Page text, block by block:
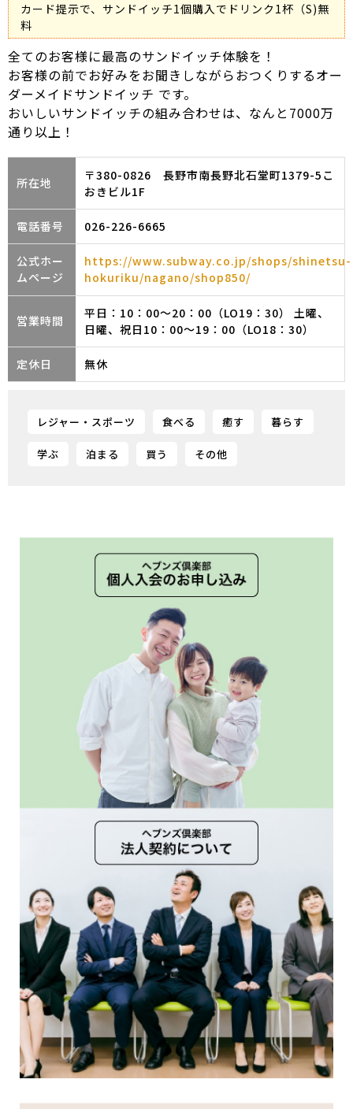
カード提示で、サンドイッチ1個購入でドリンク1杯（S)無
料
全てのお客様に最高のサンドイッチ体験を！
お客様の前でお好みをお聞きしながらおつくりするオー
ダーメイドサンドイッチ です。
おいしいサンドイッチの組み合わせは、なんと7000万
通り以上！
所在地
〒380-0826 長野市南長野北石堂町1379-5こ
おきビル1F
電話番号 026-226-6665
公式ホー
ムページ
https://www.subway.co.jp/shops/shinetsu-
hokuriku/nagano/shop850/
営業時間
平日：10：00～20：00（LO19：30） 土曜、
日曜、祝日10：00～19：00（LO18：30）
定休日 無休
レジャー・スポーツ 食べる 癒す 暮らす
学ぶ 泊まる 買う その他